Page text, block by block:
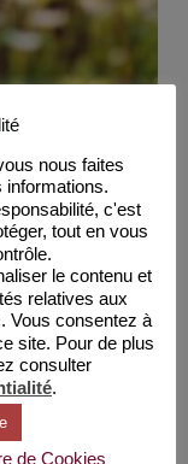
le cheval
Ils
nous faites
informations.
c'est
tout en vous
le contenu et
relatives aux
Vous consentez à
site. Pour de plus
consulter
.
de Cookies